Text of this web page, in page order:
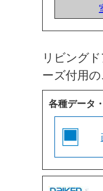
リビング
ーズ付用
各種データ